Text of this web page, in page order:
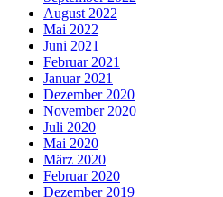
August 2022
Mai 2022
Juni 2021
Februar 2021
Januar 2021
Dezember 2020
November 2020
Juli 2020
Mai 2020
März 2020
Februar 2020
Dezember 2019